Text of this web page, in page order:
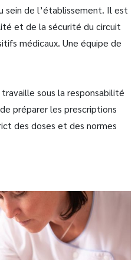
sein de l’établissement. Il est
et de la sécurité du circuit
médicaux. Une équipe de
sous la responsabilité
préparer les prescriptions
des doses et des normes